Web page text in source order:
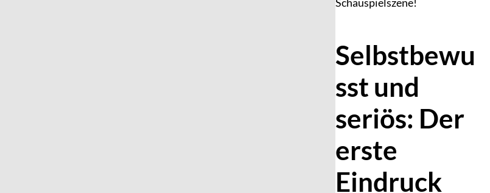
Selbstbewu
sst und
seriös: Der
erste
Eindruck